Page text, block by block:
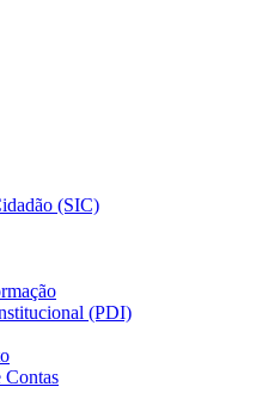
(SIC)
(PDI)
Contas